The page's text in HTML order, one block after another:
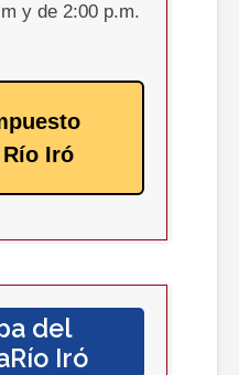
y de 2:00 p.m.
Iró
del
Iró